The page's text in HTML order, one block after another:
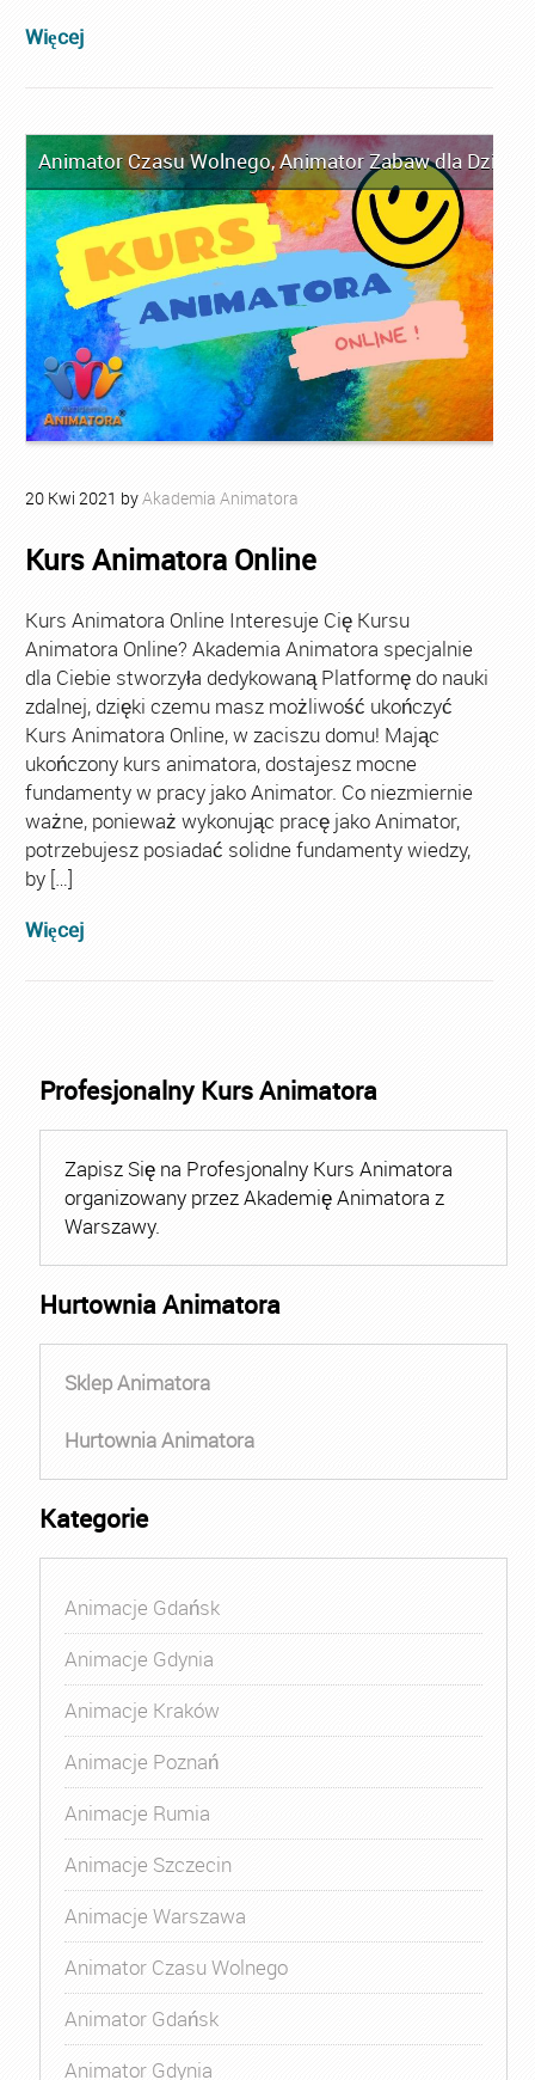
Więcej
Animator Czasu Wolnego,Animator Zabaw dla Dzieci
20 Kwi 2021 byAkademia Animatora
Kurs Animatora Online
Kurs Animatora Online Interesuje Cię Kursu
Animatora Online? Akademia Animatora specjalnie
dla Ciebie stworzyła dedykowaną Platformę do nauki
zdalnej, dzięki czemu masz możliwość ukończyć
Kurs Animatora Online, w zaciszu domu! Mając
ukończony kurs animatora, dostajesz mocne
fundamenty w pracy jako Animator. Co niezmiernie
ważne, ponieważ wykonując pracę jako Animator,
potrzebujesz posiadać solidne fundamenty wiedzy,
by […]
Więcej
Profesjonalny Kurs Animatora
Zapisz Się na Profesjonalny Kurs Animatora
organizowany przez Akademię Animatora z
Warszawy.
Hurtownia Animatora
Sklep Animatora
Hurtownia Animatora
Kategorie
Animacje Gdańsk
Animacje Gdynia
Animacje Kraków
Animacje Poznań
Animacje Rumia
Animacje Szczecin
Animacje Warszawa
Animator Czasu Wolnego
Animator Gdańsk
Animator Gdynia